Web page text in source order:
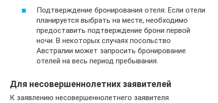
Подтверждение бронирования отеля. Если отели
планируется выбрать на месте, необходимо
предоставить подтверждение брони первой
ночи. В некоторых случаях посольство
Австралии может запросить бронирование
отелей на весь период пребывания.
Для несовершеннолетних заявителей
К заявлению несовершеннолетнего заявителя